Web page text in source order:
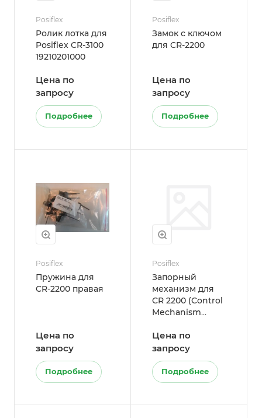
Posiflex
Ролик лотка для
Posiflex CR-3100
19210201000
Цена по
запросу
Подробнее
Posiflex
Замок с ключом
для CR-2200
Цена по
запросу
Подробнее
Posiflex
Пружина для
CR-2200 правая
Цена по
запросу
Подробнее
Posiflex
Запорный
механизм для
CR 2200 (Control
Mechanism
2200)
Цена по
запросу
Подробнее